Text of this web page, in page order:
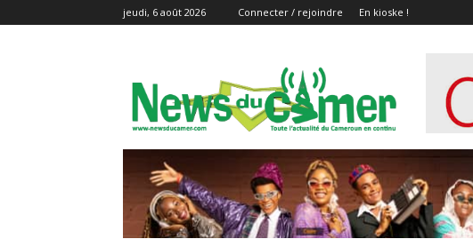
jeudi, 6 août 2026 Connecter / rejoindre En kioske !